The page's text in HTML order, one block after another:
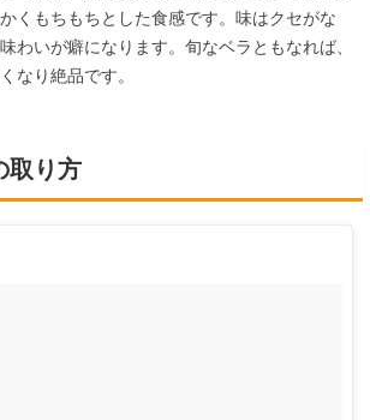
くもちもちとした食感です。味はクセがな
わいが癖になります。旬なベラともなれば、
なり絶品です。
取り方